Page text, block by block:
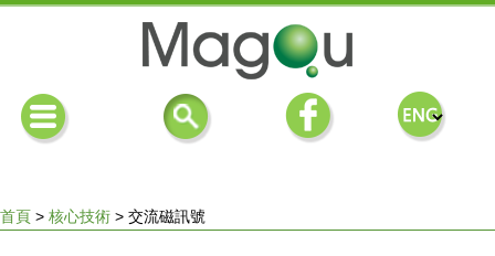
首頁 > 核心技術 > 交流磁訊號